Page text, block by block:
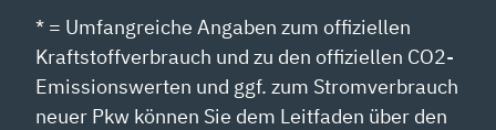
* = Umfangreiche Angaben zum offiziellen
Kraftstoffverbrauch und zu den offiziellen CO2-
Emissionswerten und ggf. zum Stromverbrauch
neuer Pkw können Sie dem Leitfaden über den